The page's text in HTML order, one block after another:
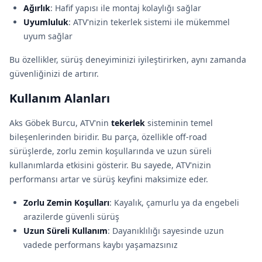
Ağırlık: Hafif yapısı ile montaj kolaylığı sağlar
Uyumluluk: ATV'nizin tekerlek sistemi ile mükemmel
uyum sağlar
Bu özellikler, sürüş deneyiminizi iyileştirirken, aynı zamanda
güvenliğinizi de artırır.
Kullanım Alanları
Aks Göbek Burcu, ATV'nin tekerlek sisteminin temel
bileşenlerinden biridir. Bu parça, özellikle off-road
sürüşlerde, zorlu zemin koşullarında ve uzun süreli
kullanımlarda etkisini gösterir. Bu sayede, ATV'nizin
performansı artar ve sürüş keyfini maksimize eder.
Zorlu Zemin Koşulları: Kayalık, çamurlu ya da engebeli
arazilerde güvenli sürüş
Uzun Süreli Kullanım: Dayanıklılığı sayesinde uzun
vadede performans kaybı yaşamazsınız